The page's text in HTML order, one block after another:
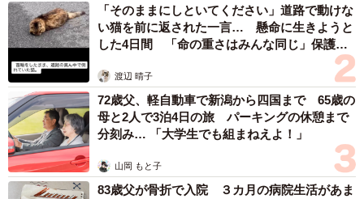
「そのままにしといてください」道路で動けな
い猫を前に返された一言… 懸命に生きようと
した4日間 「命の重さはみんな同じ」保護団
渡辺 晴子
72歳父、軽自動車で新潟から四国まで 65歳の
母と2人で3泊4日の旅 パーキングの休憩まで
分刻み… 「大学生でも組まねえよ！」
山岡 もと子
83歳父が骨折で入院 ３カ月の病院生活があま